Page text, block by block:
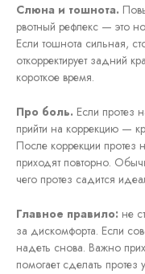
Слюна и тошнота.
рвотный рефлекс — это
Если тошнота сильная,
откорректирует задний
короткое время.
Про боль. Если протез
прийти на коррекцию —
После коррекции
приходят повторно.
чего протез садится
Главное правило: не
за дискомфорта. Если
надеть снова. Важно
помогает сделать